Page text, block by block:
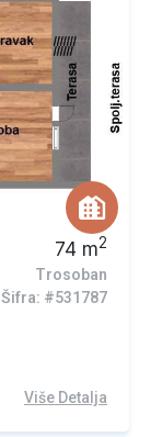
74 m2
Trosoban
Šifra: #531787
Više Detalja